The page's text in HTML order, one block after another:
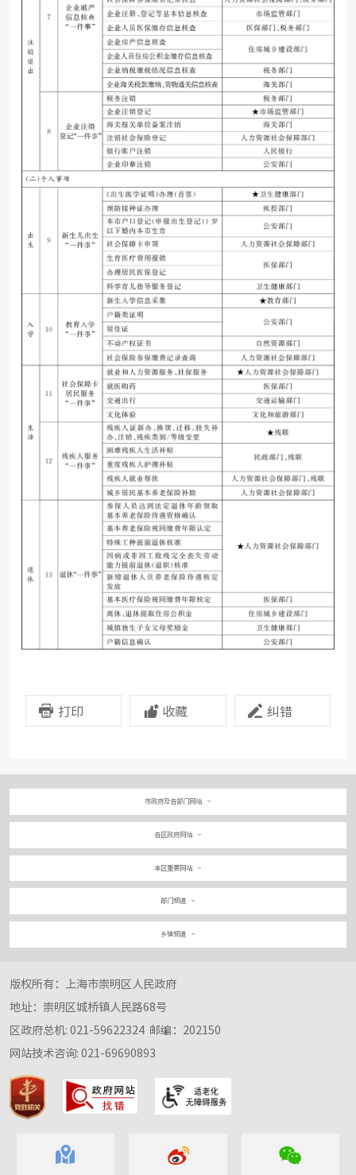
打印 收藏 纠错
市政府及各部门网站
各区政府网站
本区重要网站
部门频道
乡镇频道
版权所有：上海市崇明区人民政府
地址：崇明区城桥镇人民路68号
区政府总机: 021-59622324 邮编：202150
网站技术咨询: 021-69690893